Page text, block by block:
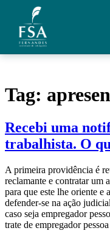
Ir para o conteúdo
Áreas de Atuação
Artigos
Contato
Fale
Tag:
Recebi uma
trabalhista. O
A primeira providência é
reclamante e contratar um
para que este lhe oriente e
defender-se na ação
caso seja empregador
trate de empregador